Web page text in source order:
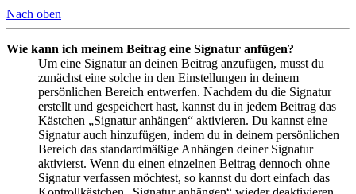
Nach oben
Wie kann ich meinem Beitrag eine Signatur anfügen?
Um eine Signatur an deinen Beitrag anzufügen, musst du
zunächst eine solche in den Einstellungen in deinem
persönlichen Bereich entwerfen. Nachdem du die Signatur
erstellt und gespeichert hast, kannst du in jedem Beitrag das
Kästchen „Signatur anhängen“ aktivieren. Du kannst eine
Signatur auch hinzufügen, indem du in deinem persönlichen
Bereich das standardmäßige Anhängen deiner Signatur
aktivierst. Wenn du einen einzelnen Beitrag dennoch ohne
Signatur verfassen möchtest, so kannst du dort einfach das